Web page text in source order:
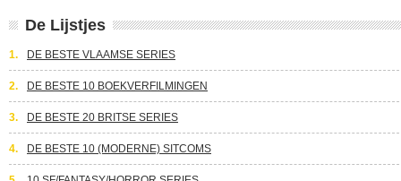
De Lijstjes
1. DE BESTE VLAAMSE SERIES
2. DE BESTE 10 BOEKVERFILMINGEN
3. DE BESTE 20 BRITSE SERIES
4. DE BESTE 10 (MODERNE) SITCOMS